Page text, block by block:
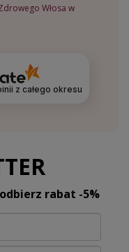
Włosa w
z całego okresu
rabat -5%